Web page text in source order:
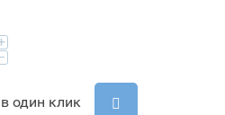
один клик